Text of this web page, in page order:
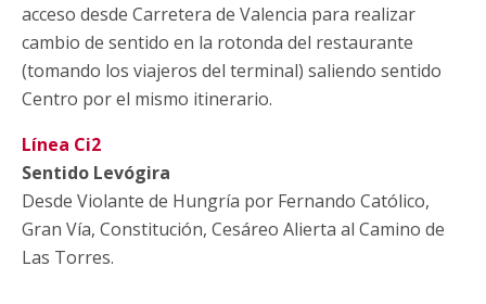
acceso desde Carretera de Valencia para realizar
cambio de sentido en la rotonda del restaurante
(tomando los viajeros del terminal) saliendo sentido
Centro por el mismo itinerario.
Línea Ci2
Sentido Levógira
Desde Violante de Hungría por Fernando Católico,
Gran Vía, Constitución, Cesáreo Alierta al Camino de
Las Torres.